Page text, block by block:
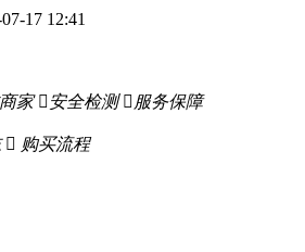
17 12:41
家  安全检测  服务保障
 购买流程